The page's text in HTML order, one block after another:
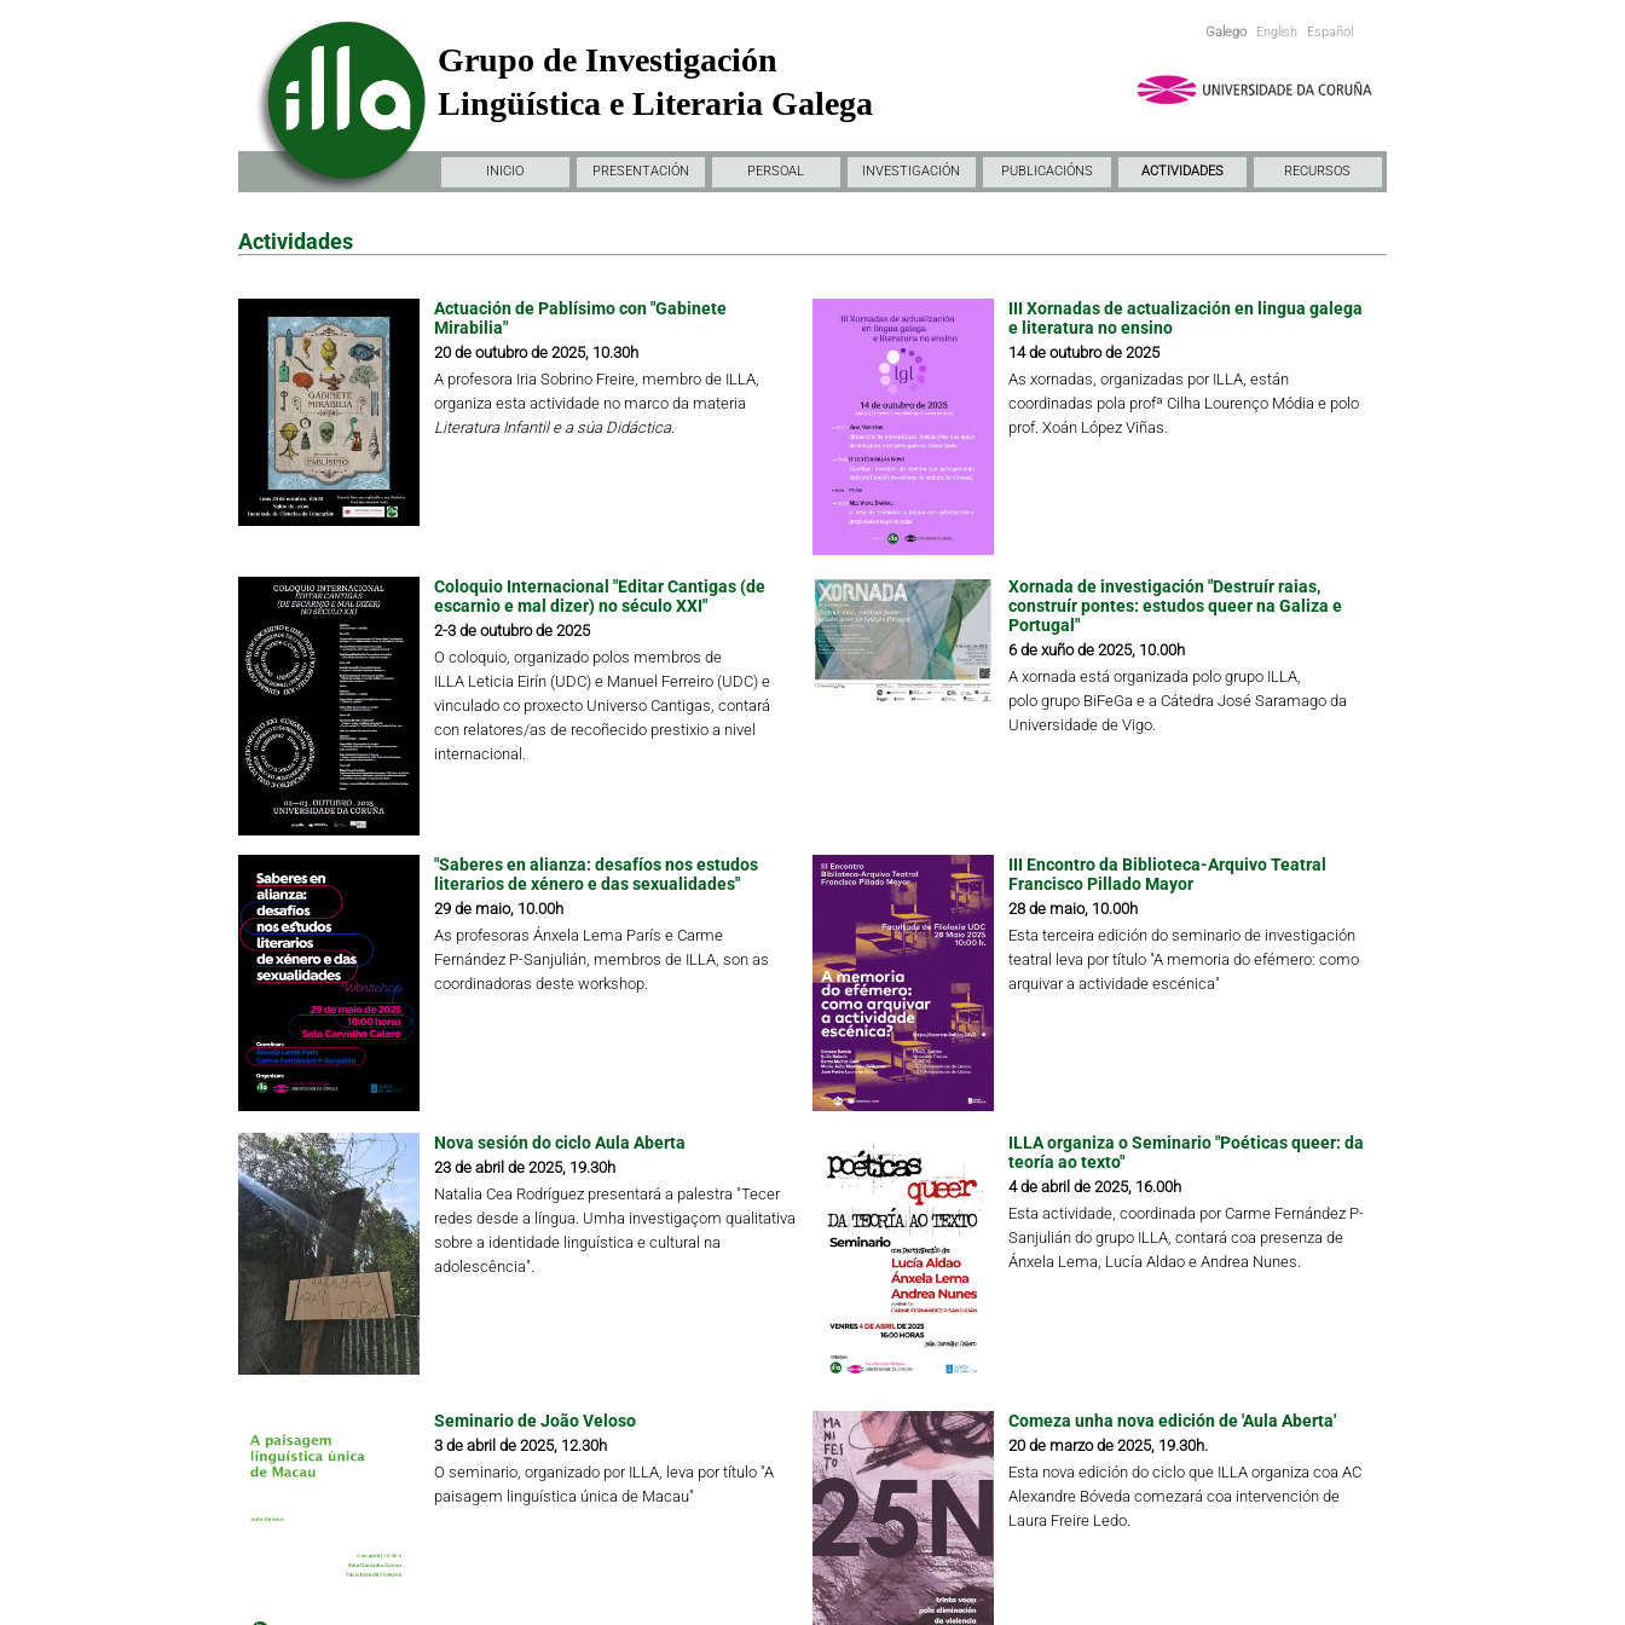
Galego English Español
Grupo de Investigación
Lingüística e Literaria Galega
INICIO PRESENTACIÓN PERSOAL INVESTIGACIÓN PUBLICACIÓNS ACTIVIDADES RECURSOS
Actividades
Actuación de Pablísimo con "Gabinete
Mirabilia"
20 de outubro de 2025, 10.30h
A profesora Iria Sobrino Freire, membro de ILLA,
organiza esta actividade no marco da materia
Literatura Infantil e a súa Didáctica.
III Xornadas de actualización en lingua galega
e literatura no ensino
14 de outubro de 2025
As xornadas, organizadas por ILLA, están
coordinadas pola profª Cilha Lourenço Módia e polo
prof. Xoán López Viñas.
Coloquio Internacional "Editar Cantigas (de
escarnio e mal dizer) no século XXI"
2-3 de outubro de 2025
O coloquio, organizado polos membros de
ILLA Leticia Eirín (UDC) e Manuel Ferreiro (UDC) e
vinculado co proxecto Universo Cantigas, contará
con relatores/as de recoñecido prestixio a nivel
internacional.
Xornada de investigación "Destruír raias,
construír pontes: estudos queer na Galiza e
Portugal"
6 de xuño de 2025, 10.00h
A xornada está organizada polo grupo ILLA,
polo grupo BiFeGa e a Cátedra José Saramago da
Universidade de Vigo.
"Saberes en alianza: desafíos nos estudos
literarios de xénero e das sexualidades"
29 de maio, 10.00h
As profesoras Ánxela Lema París e Carme
Fernández P-Sanjulián, membros de ILLA, son as
coordinadoras deste workshop.
III Encontro da Biblioteca-Arquivo Teatral
Francisco Pillado Mayor
28 de maio, 10.00h
Esta terceira edición do seminario de investigación
teatral leva por título "A memoria do efémero: como
arquivar a actividade escénica"
Nova sesión do ciclo Aula Aberta
23 de abril de 2025, 19.30h
Natalia Cea Rodríguez presentará a palestra "Tecer
redes desde a língua. Umha investigaçom qualitativa
sobre a identidade linguística e cultural na
adolescência".
ILLA organiza o Seminario "Poéticas queer: da
teoría ao texto"
4 de abril de 2025, 16.00h
Esta actividade, coordinada por Carme Fernández P-
Sanjulián do grupo ILLA, contará coa presenza de
Ánxela Lema, Lucía Aldao e Andrea Nunes.
Seminario de João Veloso
3 de abril de 2025, 12.30h
O seminario, organizado por ILLA, leva por título "A
paisagem linguística única de Macau"
Comeza unha nova edición de 'Aula Aberta'
20 de marzo de 2025, 19.30h.
Esta nova edición do ciclo que ILLA organiza coa AC
Alexandre Bóveda comezará coa intervención de
Laura Freire Ledo.